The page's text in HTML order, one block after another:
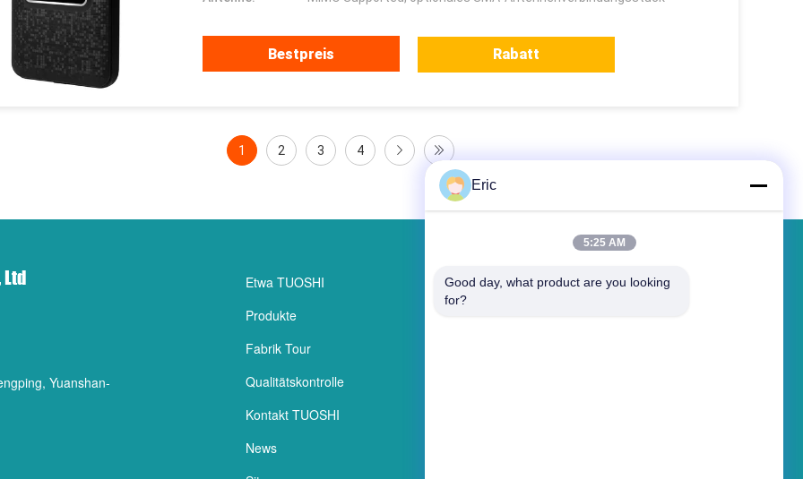
Bestpreis Rabatt
1 2 3 4
Ltd
Yuanshan-
Etwa TUOSHI
Produkte
Fabrik Tour
Qualitätskontrolle
Kontakt TUOSHI
News
Hinterlass eine Nachricht
Eric
5:25 AM
Good day, what product are you looking
for?